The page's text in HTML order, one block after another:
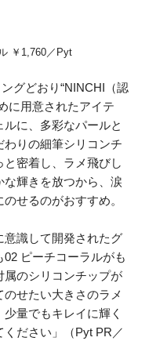
￥1,760／Pyt
グどおり“NINCHI（認
に用意されたアイテ
に、多彩なパールと
りの細筆シリコンチ
密着し、ラメ飛びし
輝きを放つから、涙
せるのがおすすめ。
意識して開発されたグ
ピーチコーラルがも
属のシリコンチップが
せたい大きさのラメ
量でもキレイに輝く
ださい」（Pyt PR／